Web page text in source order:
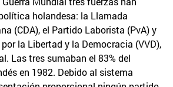
holandesa: la Llamada
(CDA), el Partido Laborista (PvA) y
la Libertad y la Democracia (VVD),
Las tres sumaban el 83% del
en 1982. Debido al sistema